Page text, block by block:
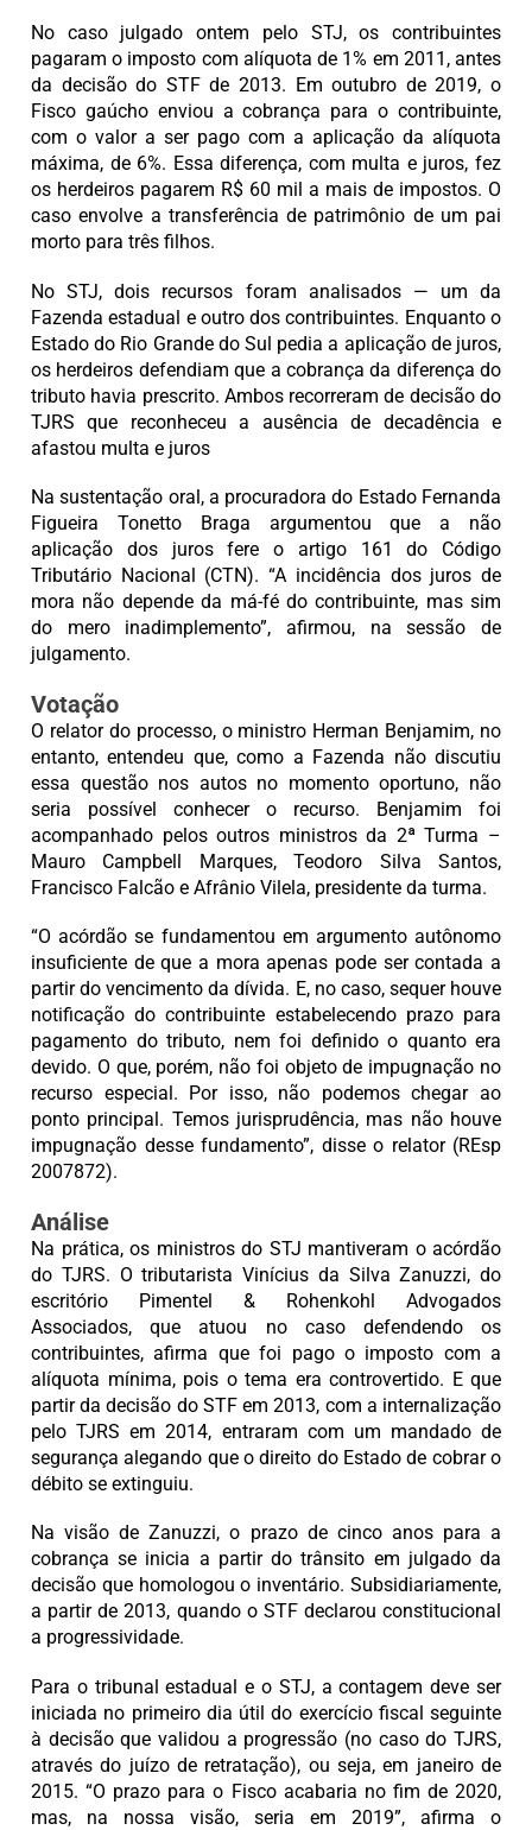
No caso julgado ontem pelo STJ, os contribuintes
pagaram o imposto com alíquota de 1% em 2011, antes
da decisão do STF de 2013. Em outubro de 2019, o
Fisco gaúcho enviou a cobrança para o contribuinte,
com o valor a ser pago com a aplicação da alíquota
máxima, de 6%. Essa diferença, com multa e juros, fez
os herdeiros pagarem R$ 60 mil a mais de impostos. O
caso envolve a transferência de patrimônio de um pai
morto para três filhos.
No STJ, dois recursos foram analisados — um da
Fazenda estadual e outro dos contribuintes. Enquanto o
Estado do Rio Grande do Sul pedia a aplicação de juros,
os herdeiros defendiam que a cobrança da diferença do
tributo havia prescrito. Ambos recorreram de decisão do
TJRS que reconheceu a ausência de decadência e
afastou multa e juros
Na sustentação oral, a procuradora do Estado Fernanda
Figueira Tonetto Braga argumentou que a não
aplicação dos juros fere o artigo 161 do Código
Tributário Nacional (CTN). “A incidência dos juros de
mora não depende da má-fé do contribuinte, mas sim
do mero inadimplemento”, afirmou, na sessão de
julgamento.
Votação
O relator do processo, o ministro Herman Benjamim, no
entanto, entendeu que, como a Fazenda não discutiu
essa questão nos autos no momento oportuno, não
seria possível conhecer o recurso. Benjamim foi
acompanhado pelos outros ministros da 2ª Turma –
Mauro Campbell Marques, Teodoro Silva Santos,
Francisco Falcão e Afrânio Vilela, presidente da turma.
“O acórdão se fundamentou em argumento autônomo
insuficiente de que a mora apenas pode ser contada a
partir do vencimento da dívida. E, no caso, sequer houve
notificação do contribuinte estabelecendo prazo para
pagamento do tributo, nem foi definido o quanto era
devido. O que, porém, não foi objeto de impugnação no
recurso especial. Por isso, não podemos chegar ao
ponto principal. Temos jurisprudência, mas não houve
impugnação desse fundamento”, disse o relator (REsp
2007872).
Análise
Na prática, os ministros do STJ mantiveram o acórdão
do TJRS. O tributarista Vinícius da Silva Zanuzzi, do
escritório Pimentel & Rohenkohl Advogados
Associados, que atuou no caso defendendo os
contribuintes, afirma que foi pago o imposto com a
alíquota mínima, pois o tema era controvertido. E que
partir da decisão do STF em 2013, com a internalização
pelo TJRS em 2014, entraram com um mandado de
segurança alegando que o direito do Estado de cobrar o
débito se extinguiu.
Na visão de Zanuzzi, o prazo de cinco anos para a
cobrança se inicia a partir do trânsito em julgado da
decisão que homologou o inventário. Subsidiariamente,
a partir de 2013, quando o STF declarou constitucional
a progressividade.
Para o tribunal estadual e o STJ, a contagem deve ser
iniciada no primeiro dia útil do exercício fiscal seguinte
à decisão que validou a progressão (no caso do TJRS,
através do juízo de retratação), ou seja, em janeiro de
2015. “O prazo para o Fisco acabaria no fim de 2020,
mas, na nossa visão, seria em 2019”, afirma o